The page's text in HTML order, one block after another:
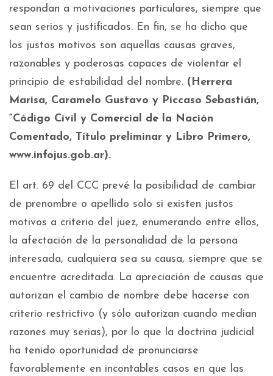
respondan a motivaciones particulares, siempre que
sean serios y justificados. En fin, se ha dicho que
los justos motivos son aquellas causas graves,
razonables y poderosas capaces de violentar el
principio de estabilidad del nombre. (Herrera
Marisa, Caramelo Gustavo y Piccaso Sebastián,
“Código Civil y Comercial de la Nación
Comentado, Título preliminar y Libro Primero,
www.infojus.gob.ar).
El art. 69 del CCC prevé la posibilidad de cambiar
de prenombre o apellido solo si existen justos
motivos a criterio del juez, enumerando entre ellos,
la afectación de la personalidad de la persona
interesada, cualquiera sea su causa, siempre que se
encuentre acreditada. La apreciación de causas que
autorizan el cambio de nombre debe hacerse con
criterio restrictivo (y sólo autorizan cuando median
razones muy serias), por lo que la doctrina judicial
ha tenido oportunidad de pronunciarse
favorablemente en incontables casos en que las